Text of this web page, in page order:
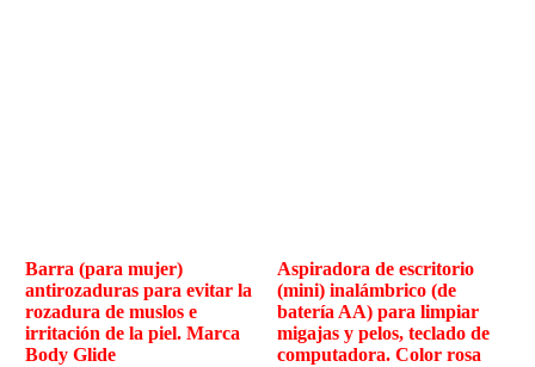
Barra (para mujer)
antirozaduras para evitar la
rozadura de muslos e
irritación de la piel. Marca
Body Glide
Aspiradora de escritorio
(mini) inalámbrico (de
batería AA) para limpiar
migajas y pelos, teclado de
computadora. Color rosa